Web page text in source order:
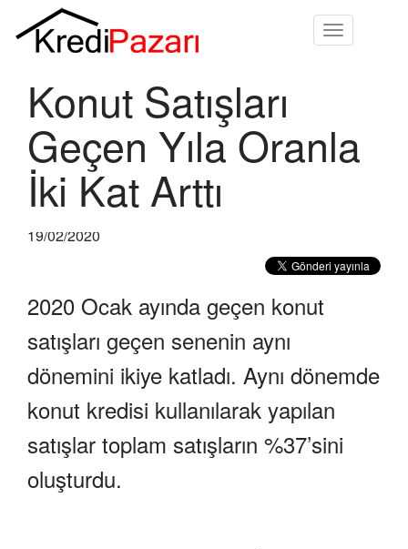
Toggle
Konut Satışları
Geçen Yıla Oranla
İki Kat Arttı
19/02/2020
2020 Ocak ayında geçen konut
satışları geçen senenin aynı
dönemini ikiye katladı. Aynı dönemde
konut kredisi kullanılarak yapılan
satışlar toplam satışların %37’sini
oluşturdu.